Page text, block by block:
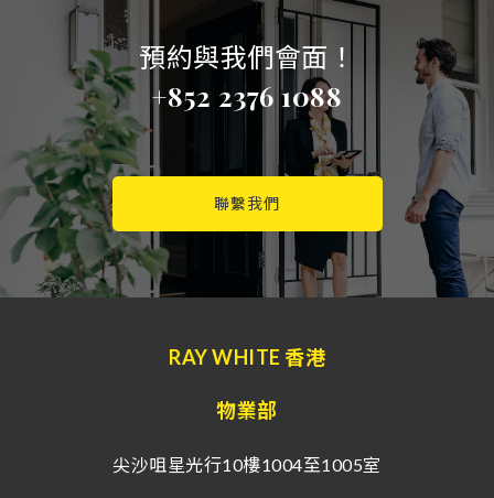
預約與我們會面！
+852 2376 1088
聯繫我們
RAY WHITE 香港
物業部
尖沙咀星光行10樓1004至1005室